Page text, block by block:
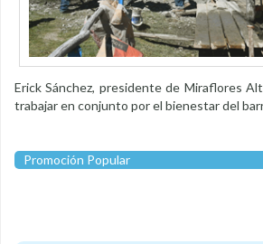
Erick Sánchez, presidente de Miraflores
trabajar en conjunto por el bienestar del
Promoción Popular